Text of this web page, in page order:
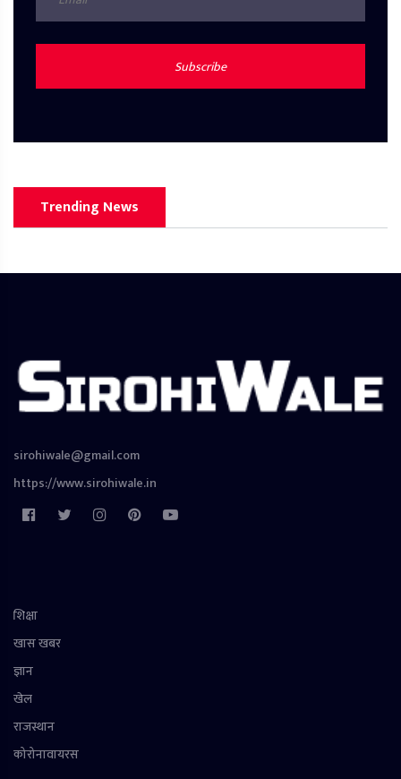
Subscribe
Trending News
sirohiwale@gmail.com
https://www.sirohiwale.in
शिक्षा
खास खबर
ज्ञान
खेल
राजस्थान
कोरोनावायरस